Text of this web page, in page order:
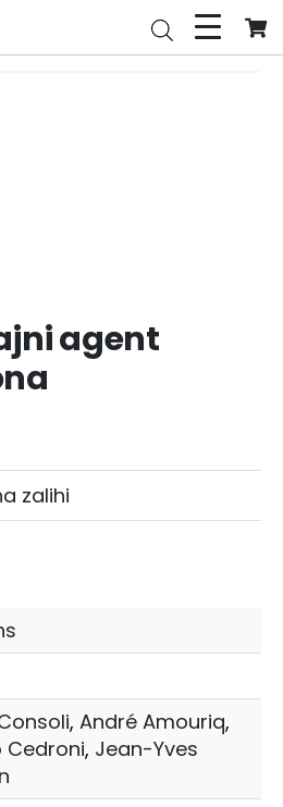
agent
zalihi
, André Amouriq,
Cedroni, Jean-Yves